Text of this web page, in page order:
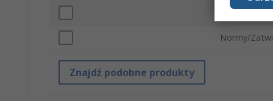
Kolor
Normy/
Znajdź podobne produkty